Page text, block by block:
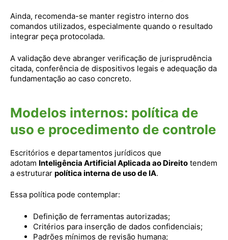
Ainda, recomenda-se manter registro interno dos
comandos utilizados, especialmente quando o resultado
integrar peça protocolada.
A validação deve abranger verificação de jurisprudência
citada, conferência de dispositivos legais e adequação da
fundamentação ao caso concreto.
Modelos internos: política de
uso e procedimento de controle
Escritórios e departamentos jurídicos que
adotam Inteligência Artificial Aplicada ao Direito tendem
a estruturar política interna de uso de IA.
Essa política pode contemplar:
Definição de ferramentas autorizadas;
Critérios para inserção de dados confidenciais;
Padrões mínimos de revisão humana;